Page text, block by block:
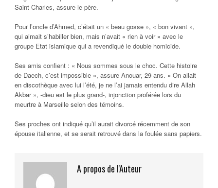
Saint-Charles, assure le père.
Pour l’oncle d’Ahmed, c’était un « beau gosse », « bon vivant »,
qui aimait s’habiller bien, mais n’avait « rien à voir » avec le
groupe Etat islamique qui a revendiqué le double homicide.
Ses amis confient : « Nous sommes sous le choc. Cette histoire
de Daech, c’est impossible », assure Anouar, 29 ans. « On allait
en discothèque avec lui l’été, je ne l’ai jamais entendu dire Allah
Akbar », -dieu est le plus grand-, injonction proférée lors du
meurtre à Marseille selon des témoins.
Ses proches ont indiqué qu’il aurait divorcé récemment de son
épouse italienne, et se serait retrouvé dans la foulée sans papiers.
A propos de l'Auteur